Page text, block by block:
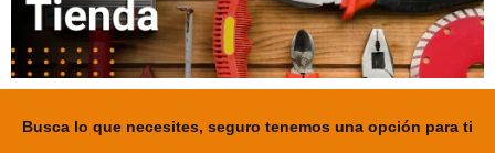
Busca lo que necesites, seguro tenemos una opción para ti